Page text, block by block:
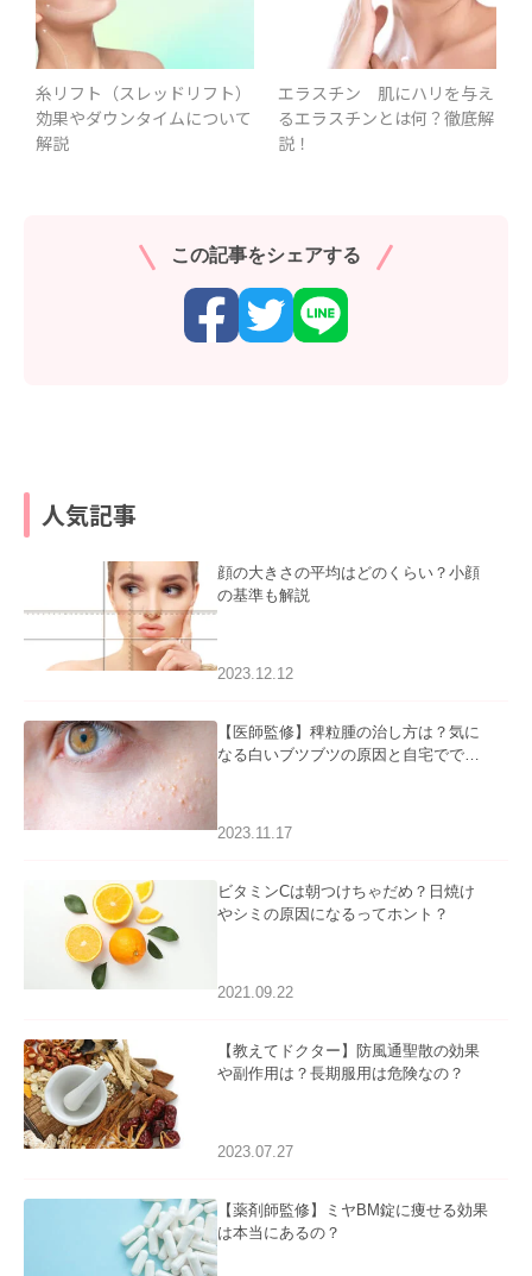
糸リフト（スレッドリフト）
効果やダウンタイムについて
解説
エラスチン 肌にハリを与え
るエラスチンとは何？徹底解
説！
この記事をシェアする
人気記事
顔の大きさの平均はどのくらい？小顔
の基準も解説
2023.12.12
【医師監修】稗粒腫の治し方は？気に
なる白いブツブツの原因と自宅ででき
2023.11.17
ビタミンCは朝つけちゃだめ？日焼け
やシミの原因になるってホント？
2021.09.22
【教えてドクター】防風通聖散の効果
や副作用は？長期服用は危険なの？
2023.07.27
【薬剤師監修】ミヤBM錠に痩せる効果
は本当にあるの？